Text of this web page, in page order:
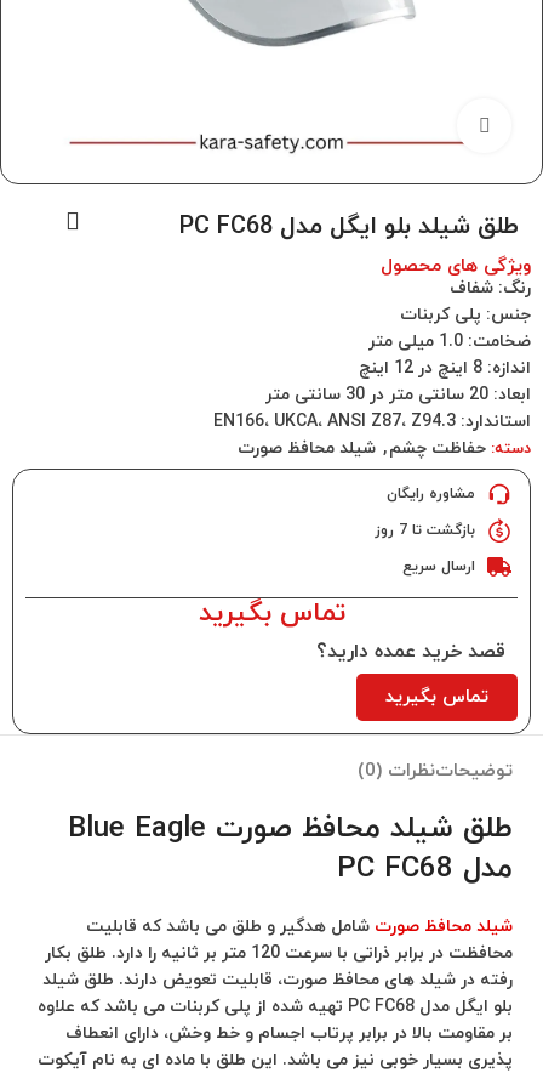
طلق شیلد بلو ایگل مدل PC FC68
ویژگی های محصول
رنگ: شفاف
جنس: پلی کربنات
ضخامت: 1.0 میلی متر
اندازه: 8 اینچ در 12 اینچ
ابعاد: 20 سانتی متر در 30 سانتی متر
استاندارد: EN166، UKCA، ANSI Z87، Z94.3
دسته: حفاظت چشم, شیلد محافظ صورت
مشاوره رایگان
بازگشت تا 7 روز
ارسال سریع
تماس بگیرید
قصد خرید عمده دارید؟
تماس بگیرید
توضیحاتنظرات (0)
طلق شیلد محافظ صورت Blue Eagle
مدل PC FC68
شیلد محافظ صورت شامل هدگیر و طلق می باشد که قابلیت
محافظت در برابر ذراتی با سرعت 120 متر بر ثانیه را دارد. طلق بکار
رفته در شیلد های محافظ صورت، قابلیت تعویض دارند. طلق شیلد
بلو ایگل مدل PC FC68 تهیه شده از پلی کربنات می باشد که علاوه
بر مقاومت بالا در برابر پرتاب اجسام و خط وخش، دارای انعطاف
پذیری بسیار خوبی نیز می باشد. این طلق با ماده ای به نام آیکوت